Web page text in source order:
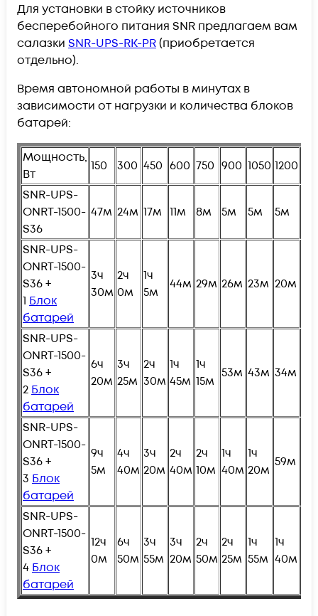
Для установки в стойку источников
бесперебойного питания SNR предлагаем вам
салазки SNR-UPS-RK-PR(приобретается
отдельно).
Время автономной работы в минутах в
зависимости от нагрузки и количества блоков
батарей:
Мощность,
Вт
150 300 450 600 750 900 1050 1200
SNR-UPS-
ONRT-1500-
S36
47м 24м 17м 11м 8м 5м 5м 5м
SNR-UPS-
ONRT-1500-
S36 +
1 Блок
батарей
3ч
30м
2ч
0м
1ч
5м
44м 29м 26м 23м 20м
SNR-UPS-
ONRT-1500-
S36 +
2 Блок
батарей
6ч
20м
3ч
25м
2ч
30м
1ч
45м
1ч
15м
53м 43м 34м
SNR-UPS-
ONRT-1500-
S36 +
3 Блок
батарей
9ч
5м
4ч
40м
3ч
20м
2ч
40м
2ч
10м
1ч
40м
1ч
20м
59м
SNR-UPS-
ONRT-1500-
S36 +
4 Блок
батарей
12ч
0м
6ч
50м
3ч
55м
3ч
20м
2ч
50м
2ч
25м
1ч
55м
1ч
40м